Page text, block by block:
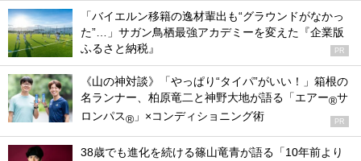
「バイエルン移籍の逸材輩出も“グラウンドがなかっ
た”…」サガン鳥栖最強アカデミーを変えた『企業版
ふるさと納税』
PR
《山の神対談》「やっぱり“タイパ”がいい！」箱根の
名ランナー、柏原竜二と神野大地が語る「エアー®サ
ロンパス® 」×コンディショニング術 PR
38歳でも進化を続ける篠山竜青が語る「10年前より